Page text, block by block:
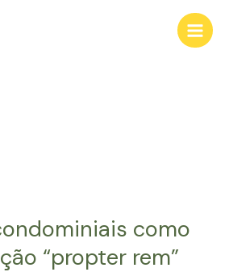
como
“propter rem”